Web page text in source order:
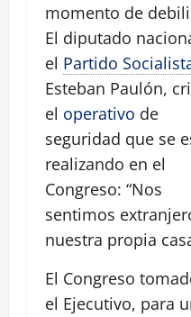
momento de
El diputado
el Partido
Esteban Paulón,
el operativo de
seguridad que se
realizando en el
Congreso: “Nos
sentimos
nuestra propia
El Congreso
el Ejecutivo, para